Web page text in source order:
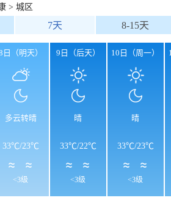
> 城区
7天 8-15天
日（明天）
多云转晴
33℃/23℃
<3级
9日（后天）
晴
33℃/22℃
<3级
10日（周一）
晴
33℃/23℃
<3级